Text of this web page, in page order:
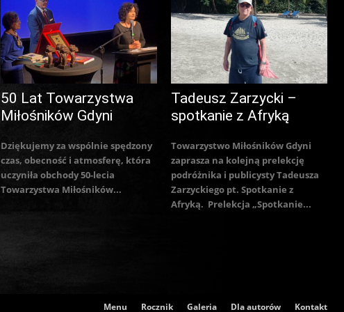
50 Lat Towarzystwa
Miłośników Gdyni
Dziękujemy za wspólnie spędzony
czas, obecność i atmosferę, która
uczyniła obchody 50-lecia
Towarzystwa Miłośników...
Tadeusz Zarzycki –
spotkanie z Afryką
Towarzystwo Miłośników Gdyni
zaprasza na kolejną prelekcję
podróżnika i publicysty Tadeusza
Zarzyckiego pt. Spotkanie z
Afryką. Prelekcja „Spotkanie...
Menu Rocznik Galeria Dla autorów Kontakt